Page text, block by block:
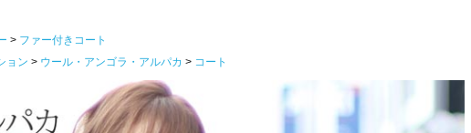
ファー付きコート
ョン ウール・アンゴラ・アルパカ コート